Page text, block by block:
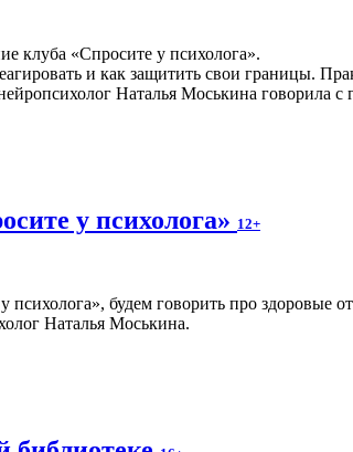
клуба «Спросите у психолога».
и как защитить свои границы.
Наталья Моськина говорила с
у психолога» 12+
будем говорить про здоровые
Наталья Моськина.